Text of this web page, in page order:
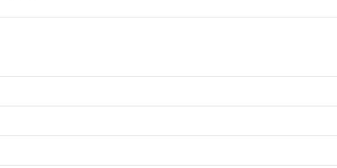
na ontvangst van retour
via de betaalmethode waarmee de bestelling is gedaan